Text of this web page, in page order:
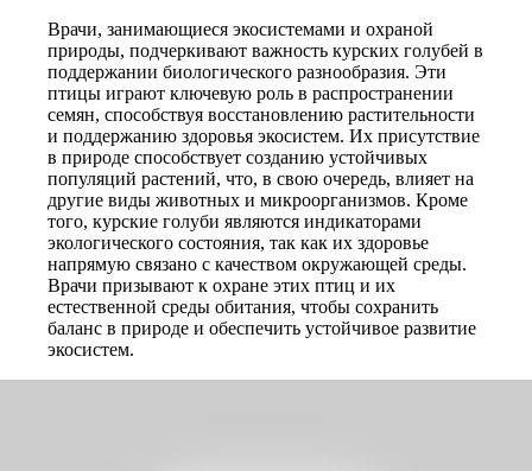
Врачи, занимающиеся экосистемами и охраной
природы, подчеркивают важность курских голубей в
поддержании биологического разнообразия. Эти
птицы играют ключевую роль в распространении
семян, способствуя восстановлению растительности
и поддержанию здоровья экосистем. Их присутствие
в природе способствует созданию устойчивых
популяций растений, что, в свою очередь, влияет на
другие виды животных и микроорганизмов. Кроме
того, курские голуби являются индикаторами
экологического состояния, так как их здоровье
напрямую связано с качеством окружающей среды.
Врачи призывают к охране этих птиц и их
естественной среды обитания, чтобы сохранить
баланс в природе и обеспечить устойчивое развитие
экосистем.